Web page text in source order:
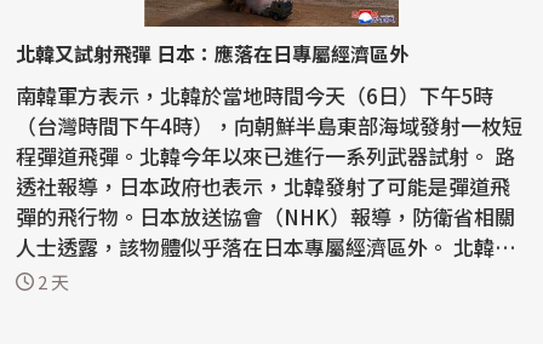
北韓又試射飛彈 日本：應落在日專屬經濟區外
南韓軍方表示，北韓於當地時間今天（6日）下午5時
（台灣時間下午4時），向朝鮮半島東部海域發射一枚短
程彈道飛彈。北韓今年以來已進行一系列武器試射。 路
透社報導，日本政府也表示，北韓發射了可能是彈道飛
彈的飛行物。日本放送協會（NHK）報導，防衛省相關
人士透露，該物體似乎落在日本專屬經濟區外。 北韓今
年進...
2 天